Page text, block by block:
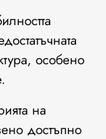
особено
на
достъпно